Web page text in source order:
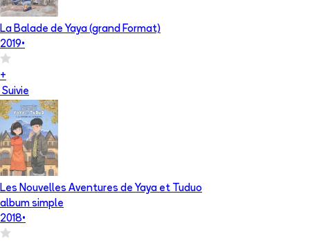
La Balade de Yaya (grand Format)
2019•
+
Suivie
Les Nouvelles Aventures de Yaya et Tuduo
album simple
2018•